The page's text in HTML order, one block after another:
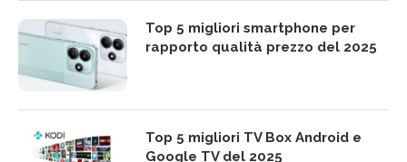
Top 5 migliori smartphone per
rapporto qualità prezzo del 2025
Top 5 migliori TV Box Android e
Google TV del 2025